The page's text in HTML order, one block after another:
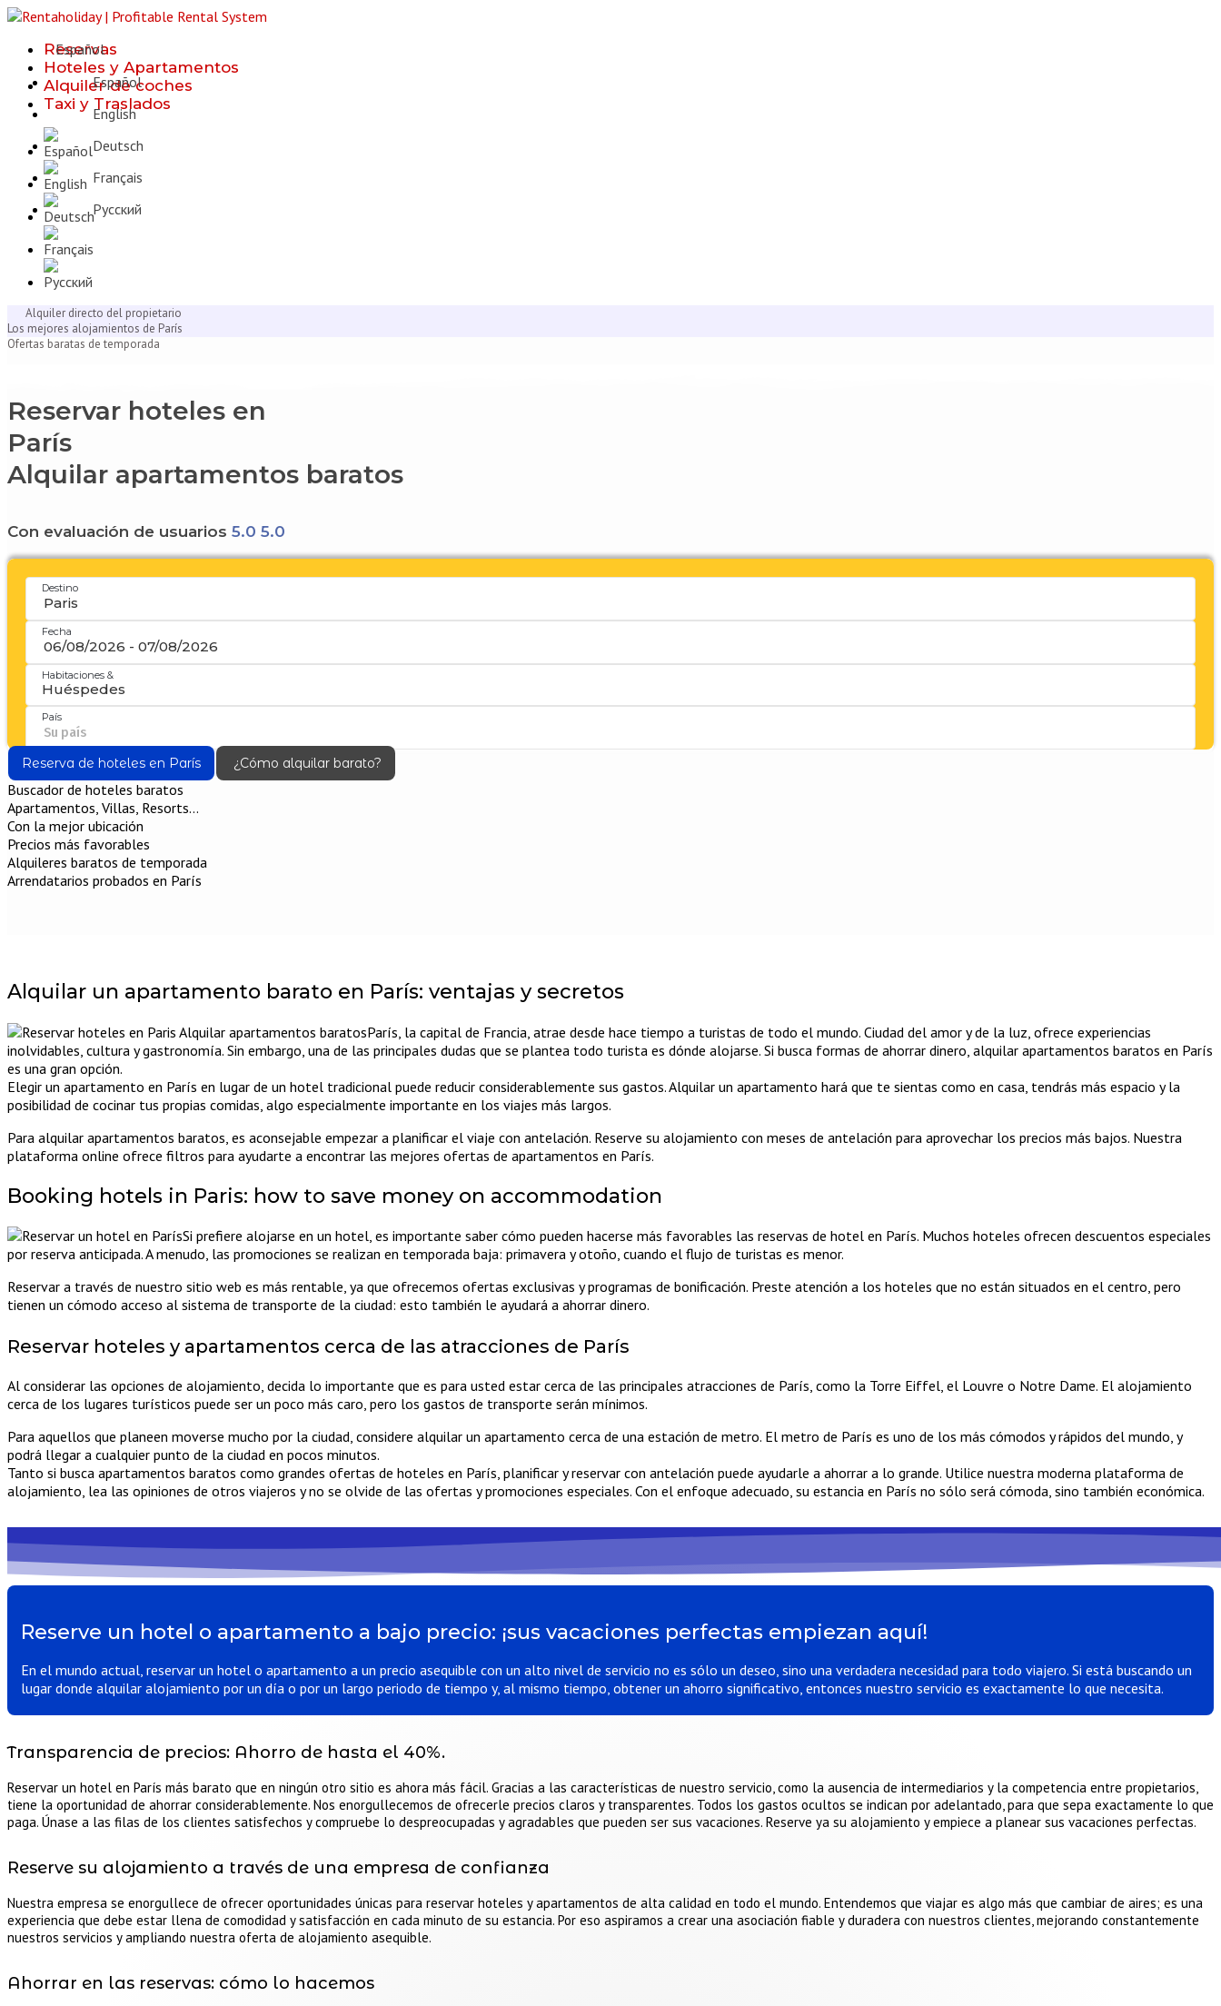
Español
Español
English
Deutsch
Français
Русcкий
Reservas
Hoteles y Apartamentos
Alquiler de coches
Taxi y Traslados
Alquiler directo del propietario
Los mejores alojamientos de París
Ofertas baratas de temporada
Reservar hoteles en
París
Alquilar apartamentos baratos
Con evaluación de usuarios 5.0 5.0
Reserva de hoteles en París ¿Cómo alquilar barato?
Buscador de hoteles baratos
Apartamentos, Villas, Resorts...
Con la mejor ubicación
Precios más favorables
Alquileres baratos de temporada
Arrendatarios probados en París
Alquilar un apartamento barato en París: ventajas y secretos
París, la capital de Francia, atrae desde hace tiempo a turistas de todo el mundo. Ciudad del amor y de la luz, ofrece experiencias
inolvidables, cultura y gastronomía. Sin embargo, una de las principales dudas que se plantea todo turista es dónde alojarse. Si busca formas de ahorrar dinero, alquilar apartamentos baratos en París
es una gran opción.
Elegir un apartamento en París en lugar de un hotel tradicional puede reducir considerablemente sus gastos. Alquilar un apartamento hará que te sientas como en casa, tendrás más espacio y la
posibilidad de cocinar tus propias comidas, algo especialmente importante en los viajes más largos.
Para alquilar apartamentos baratos, es aconsejable empezar a planificar el viaje con antelación. Reserve su alojamiento con meses de antelación para aprovechar los precios más bajos. Nuestra
plataforma online ofrece filtros para ayudarte a encontrar las mejores ofertas de apartamentos en París.
Booking hotels in Paris: how to save money on accommodation
Si prefiere alojarse en un hotel, es importante saber cómo pueden hacerse más favorables las reservas de hotel en París. Muchos hoteles ofrecen descuentos especiales
por reserva anticipada. A menudo, las promociones se realizan en temporada baja: primavera y otoño, cuando el flujo de turistas es menor.
Reservar a través de nuestro sitio web es más rentable, ya que ofrecemos ofertas exclusivas y programas de bonificación. Preste atención a los hoteles que no están situados en el centro, pero
tienen un cómodo acceso al sistema de transporte de la ciudad: esto también le ayudará a ahorrar dinero.
Reservar hoteles y apartamentos cerca de las atracciones de París
Al considerar las opciones de alojamiento, decida lo importante que es para usted estar cerca de las principales atracciones de París, como la Torre Eiffel, el Louvre o Notre Dame. El alojamiento
cerca de los lugares turísticos puede ser un poco más caro, pero los gastos de transporte serán mínimos.
Para aquellos que planeen moverse mucho por la ciudad, considere alquilar un apartamento cerca de una estación de metro. El metro de París es uno de los más cómodos y rápidos del mundo, y
podrá llegar a cualquier punto de la ciudad en pocos minutos.
Tanto si busca apartamentos baratos como grandes ofertas de hoteles en París, planificar y reservar con antelación puede ayudarle a ahorrar a lo grande. Utilice nuestra moderna plataforma de
alojamiento, lea las opiniones de otros viajeros y no se olvide de las ofertas y promociones especiales. Con el enfoque adecuado, su estancia en París no sólo será cómoda, sino también económica.
Reserve un hotel o apartamento a bajo precio: ¡sus vacaciones perfectas empiezan aquí!
En el mundo actual, reservar un hotel o apartamento a un precio asequible con un alto nivel de servicio no es sólo un deseo, sino una verdadera necesidad para todo viajero. Si está buscando un
lugar donde alquilar alojamiento por un día o por un largo periodo de tiempo y, al mismo tiempo, obtener un ahorro significativo, entonces nuestro servicio es exactamente lo que necesita.
Transparencia de precios: Ahorro de hasta el 40%.
Reservar un hotel en París más barato que en ningún otro sitio es ahora más fácil. Gracias a las características de nuestro servicio, como la ausencia de intermediarios y la competencia entre propietarios,
tiene la oportunidad de ahorrar considerablemente. Nos enorgullecemos de ofrecerle precios claros y transparentes. Todos los gastos ocultos se indican por adelantado, para que sepa exactamente lo que
paga. Únase a las filas de los clientes satisfechos y compruebe lo despreocupadas y agradables que pueden ser sus vacaciones. Reserve ya su alojamiento y empiece a planear sus vacaciones perfectas.
Reserve su alojamiento a través de una empresa de confianza
Nuestra empresa se enorgullece de ofrecer oportunidades únicas para reservar hoteles y apartamentos de alta calidad en todo el mundo. Entendemos que viajar es algo más que cambiar de aires; es una
experiencia que debe estar llena de comodidad y satisfacción en cada minuto de su estancia. Por eso aspiramos a crear una asociación fiable y duradera con nuestros clientes, mejorando constantemente
nuestros servicios y ampliando nuestra oferta de alojamiento asequible.
Ahorrar en las reservas: cómo lo hacemos